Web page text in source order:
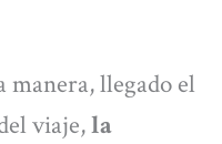
manera, llegado el
viaje,la